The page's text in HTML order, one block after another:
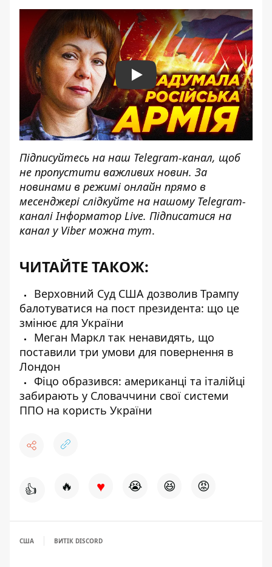
Play
Підписуйтесь на наш Telegram-канал, щоб
не пропустити важливих новин. За
новинами в режимі онлайн прямо в
месенджері слідкуйте на нашому Telegram-
каналіІнформатор Live. Підписатися на
канал у Viber можна тут.
ЧИТАЙТЕ ТАКОЖ:
Верховний Суд США дозволив Трампу
балотуватися на пост президента: що це
змінює для України
Меган Маркл так ненавидять, що
поставили три умови для повернення в
Лондон
Фіцо образився: американці та італійці
забирають у Словаччини свої системи
ППО на користь України
👍 🔥 ♥ 😭 😆 😡
США ВИТІК DISCORD